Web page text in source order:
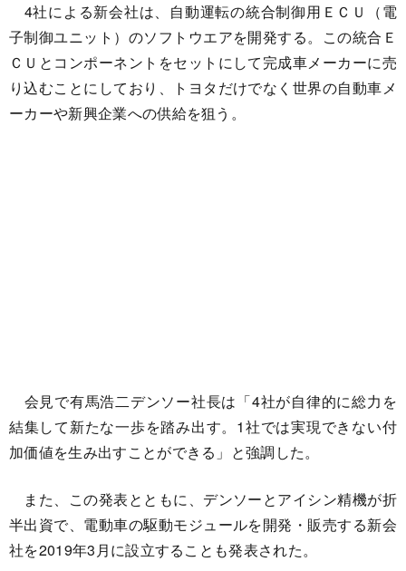
4社による新会社は、自動運転の統合制御用ＥＣＵ（電
子制御ユニット）のソフトウエアを開発する。この統合Ｅ
ＣＵとコンポーネントをセットにして完成車メーカーに売
り込むことにしており、トヨタだけでなく世界の自動車メ
ーカーや新興企業への供給を狙う。
会見で有馬浩二デンソー社長は「4社が自律的に総力を
結集して新たな一歩を踏み出す。1社では実現できない付
加価値を生み出すことができる」と強調した。
また、この発表とともに、デンソーとアイシン精機が折
半出資で、電動車の駆動モジュールを開発・販売する新会
社を2019年3月に設立することも発表された。